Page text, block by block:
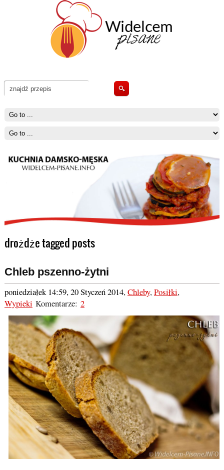
drożdże tagged posts
Chleb pszenno-żytni
poniedziałek 14:59, 20 Styczeń 2014,Chleby,Posiłki,
Wypieki Komentarze: 2